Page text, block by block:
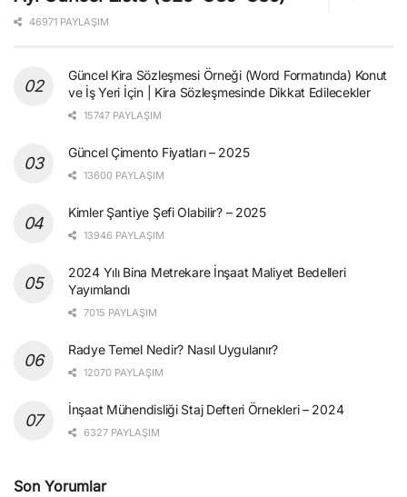
46971 PAYLAŞIM
Güncel Kira Sözleşmesi Örneği (Word Formatında) Konut
ve İş Yeri İçin | Kira Sözleşmesinde Dikkat Edilecekler
15747 PAYLAŞIM
Güncel Çimento Fiyatları – 2025
13600 PAYLAŞIM
Kimler Şantiye Şefi Olabilir? – 2025
13946 PAYLAŞIM
2024 Yılı Bina Metrekare İnşaat Maliyet Bedelleri
Yayımlandı
7015 PAYLAŞIM
Radye Temel Nedir? Nasıl Uygulanır?
12070 PAYLAŞIM
İnşaat Mühendisliği Staj Defteri Örnekleri – 2024
6327 PAYLAŞIM
Son Yorumlar